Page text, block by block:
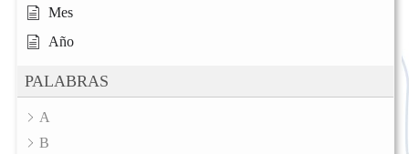
Mes
Año
PALABRAS
A
B